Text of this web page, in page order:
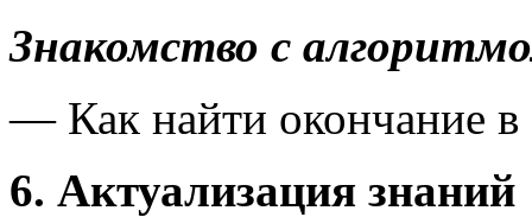
Знакомство с
— Как найти окончание в
6. Актуализация знаний